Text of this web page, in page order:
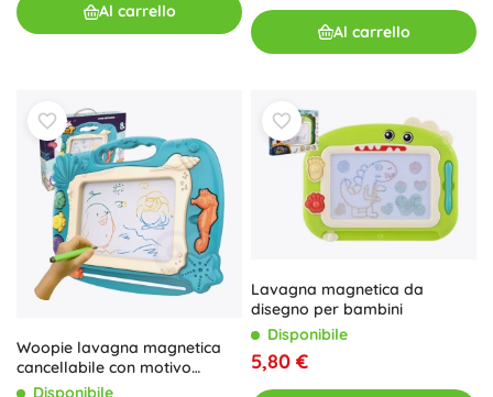
Al carrello
Al carrello
Woopie lavagna magnetica
cancellabile con motivo
oceanico - verde
Disponibile
Lavagna magnetica da
disegno per bambini
Disponibile
5,80 €